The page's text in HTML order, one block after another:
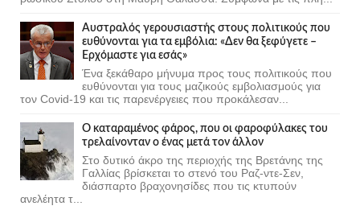
Αυστραλός γερουσιαστής στους πολιτικούς που
ευθύνονται για τα εμβόλια: «Δεν θα ξεφύγετε –
Ερχόμαστε για εσάς»
Ένα ξεκάθαρο μήνυμα προς τους πολιτικούς που
ευθύνονται για τους μαζικούς εμβολιασμούς για
τον Covid-19 και τις παρενέργειες που προκάλεσαν...
Ο καταραμένος φάρος, που οι φαροφύλακες του
τρελαίνονταν ο ένας μετά τον άλλον
Στο δυτικό άκρο της περιοχής της Βρετάνης της
Γαλλίας βρίσκεται το στενό του Ραζ-ντε-Σεν,
διάσπαρτο βραχονησίδες που τις κτυπούν
ανελέητα τ...